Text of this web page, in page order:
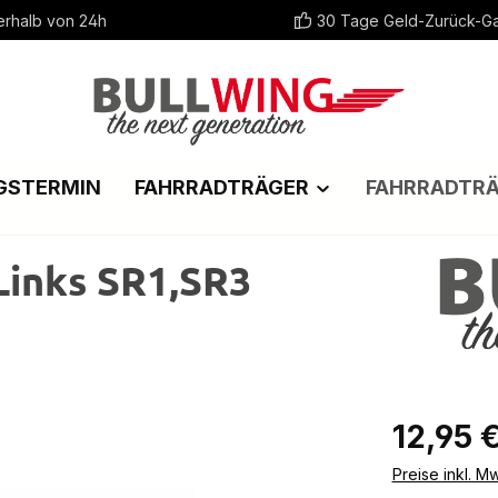
von 24h 30 Tage Geld-Zurück-
FAHRRADTRÄGER
SR1,SR3
Regulärer
12,95 €
Preise inkl.